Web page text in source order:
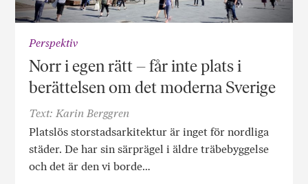
Perspektiv
Norr i egen rätt – får inte plats i
berättelsen om det moderna Sverige
Text: Karin Berggren
Platslös storstadsarkitektur är inget för nordliga
städer. De har sin särprägel i äldre träbebyggelse
och det är den vi borde…